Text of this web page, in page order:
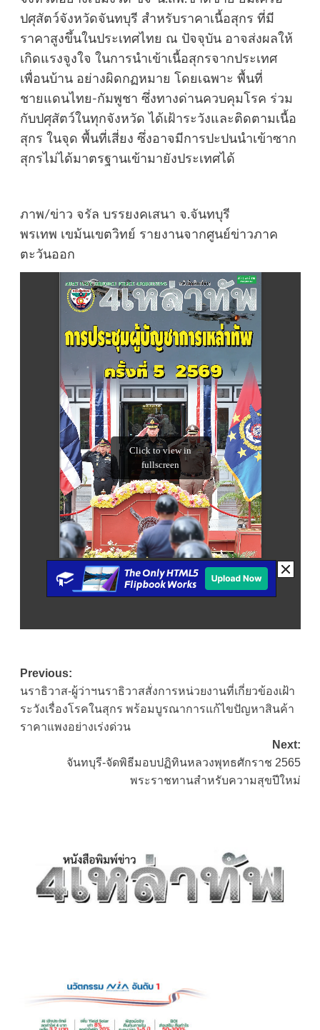
ปศุสัตว์จังหวัดจันทบุรี สำหรับราคาเนื้อสุกร ที่มี
ราคาสูงขึ้นในประเทศไทย ณ ปัจจุบัน อาจส่งผลให้
เกิดแรงจูงใจ ในการนำเข้าเนื้อสุกรจากประเทศ
เพื่อนบ้าน อย่างผิดกฏหมาย โดยเฉพาะ พื้นที่
ชายแดนไทย-กัมพูชา ซึ่งทางด่านควบคุมโรค ร่วม
กับปศุสัตว์ในทุกจังหวัด ได้เฝ้าระวังและติดตามเนื้อ
สุกร ในจุด พื้นที่เสี่ยง ซึ่งอาจมีการปะปนนำเข้าซาก
สุกรไม่ได้มาตรฐานเข้ามายังประเทศได้
ภาพ/ข่าว จรัล บรรยงคเสนา จ.จันทบุรี
พรเทพ เขม้นเขตวิทย์ รายงานจากศูนย์ข่าวภาค
ตะวันออก
Post
navigation
Previous:
นราธิวาส-ผู้ว่าฯนราธิวาสสั่งการหน่วยงานที่เกี่ยวข้องเฝ้า
ระวังเรื่องโรคในสุกร พร้อมบูรณาการแก้ไขปัญหาสินค้า
ราคาแพงอย่างเร่งด่วน
Next:
จันทบุรี-จัดพิธีมอบปฏิทินหลวงพุทธศักราช 2565
พระราชทานสำหรับความสุขปีใหม่